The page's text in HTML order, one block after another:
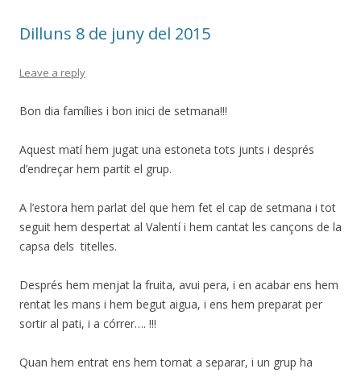
Dilluns 8 de juny del 2015
Leave a reply
Bon dia famílies i bon inici de setmana!!!
Aquest matí hem jugat una estoneta tots junts i després
d’endreçar hem partit el grup.
A l’estora hem parlat del que hem fet el cap de setmana i tot
seguit hem despertat al Valentí i hem cantat les cançons de la
capsa dels titelles.
Després hem menjat la fruita, avui pera, i en acabar ens hem
rentat les mans i hem begut aigua, i ens hem preparat per
sortir al pati, i a córrer…. !!!
Quan hem entrat ens hem tornat a separar, i un grup ha